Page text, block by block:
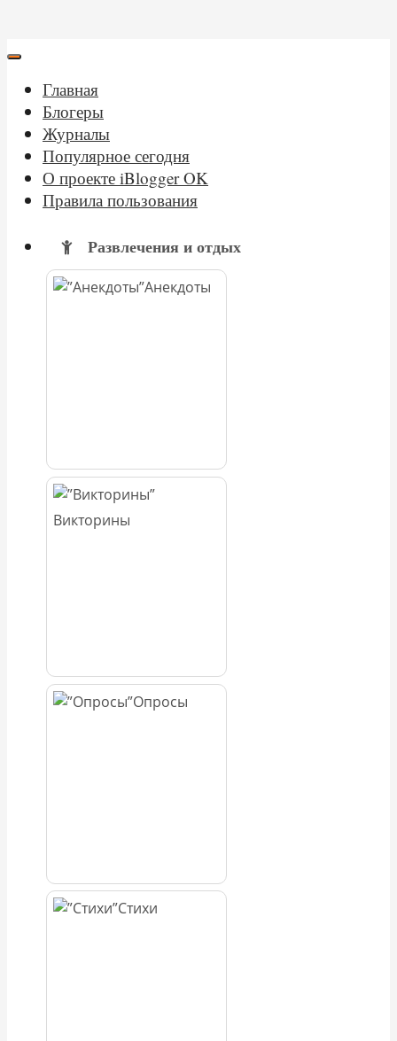
Главная
Блогеры
Журналы
Популярное сегодня
О проекте iBlogger OK
Правила пользования
Развлечения и отдых
Анекдоты
Викторины
Опросы
Стихи